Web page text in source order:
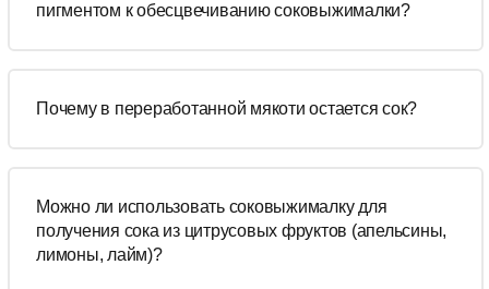
пигментом к обесцвечиванию соковыжималки?
Почему в переработанной мякоти остается сок?
Можно ли использовать соковыжималку для
получения сока из цитрусовых фруктов (апельсины,
лимоны, лайм)?